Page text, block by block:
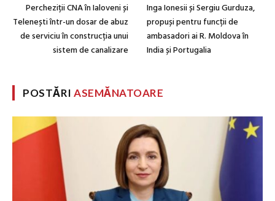
Percheziții CNA în Ialoveni și
Telenești într-un dosar de abuz
de serviciu în construcția unui
sistem de canalizare
Inga Ionesii și Sergiu Gurduza,
propuși pentru funcții de
ambasadori ai R. Moldova în
India și Portugalia
POSTĂRIASEMĂNATOARE